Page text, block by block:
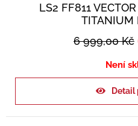
LS2 FF811
TITANIUM
6 999,00Kč
Není